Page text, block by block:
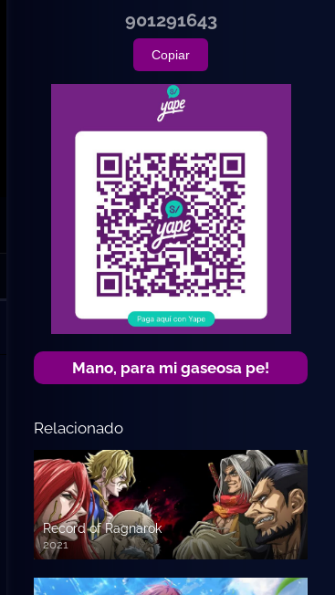
901291643
Copiar
Mano, para mi gaseosa pe!
Relacionado
Record of Ragnarok
2021